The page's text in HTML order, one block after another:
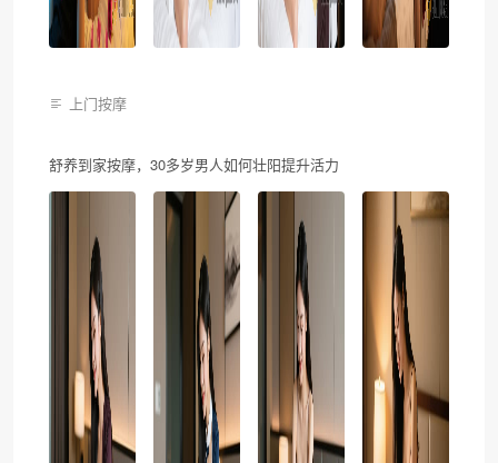
上门按摩
舒养到家按摩，30多岁男人如何壮阳提升活力